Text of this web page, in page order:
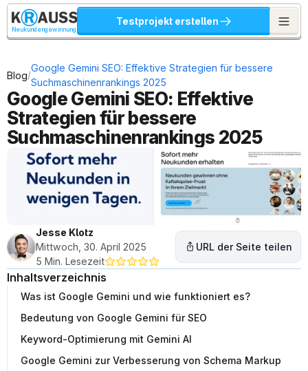
Neukundengewinnung
Testprojekt erstellen
Blog/
Google Gemini SEO: Effektive Strategien für bessere
Suchmaschinenrankings 2025
Google Gemini SEO: Effektive
Strategien für bessere
Suchmaschinenrankings 2025
Jesse Klotz
Mittwoch, 30. April 2025
5 Min. Lesezeit
URL der Seite teilen
Inhaltsverzeichnis
Was ist Google Gemini und wie funktioniert es?
Bedeutung von Google Gemini für SEO
Keyword-Optimierung mit Gemini AI
Google Gemini zur Verbesserung von Schema Markup